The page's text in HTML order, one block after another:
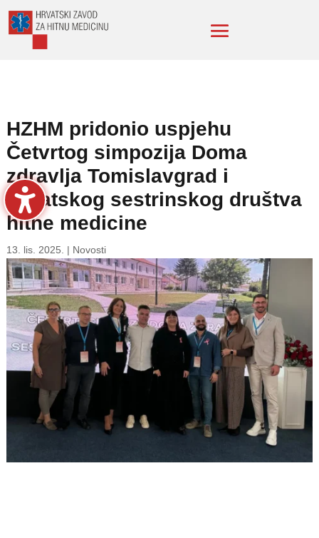
HZHM pridonio uspjehu
Četvrtog simpozija Doma
zdravlja Tomislavgrad i
Hrvatskog sestrinskog društva
hitne medicine
13. lis. 2025. | Novosti